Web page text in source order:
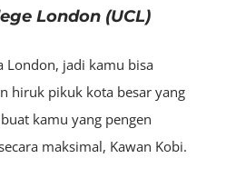
London (UCL)
London, jadi kamu bisa
hiruk pikuk kota besar yang
kamu yang pengen
maksimal, Kawan Kobi.